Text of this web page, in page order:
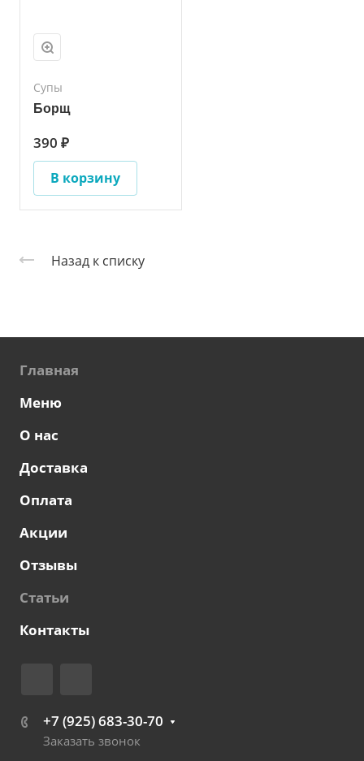
Супы
Борщ
390 ₽
В корзину
Назад к списку
Главная
Меню
О нас
Доставка
Оплата
Акции
Отзывы
Статьи
Контакты
+7 (925) 683-30-70
Заказать звонок